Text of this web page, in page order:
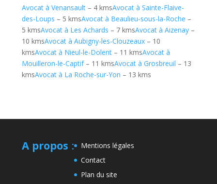
Avocat à Venansault– 4 kmsAvocat à Sainte-Flaive-
des-Loups – 5 kmsAvocat à Beaulieu-sous-la-Roche –
5 kmsAvocat à Les Achards – 7 kmsAvocat à Aizenay–
10 kmsAvocat à Aubigny-les-Clouzeaux– 10
kmsAvocat à Nieul-le-Dolent– 11 kmsAvocat à
Mouilleron-le-Captif– 11 kmsAvocat à Grosbreuil – 13
kmsAvocat à La Roche-sur-Yon – 13 kms
A propos :
Mentions légales
Contact
Plan du site